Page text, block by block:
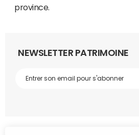
province.
NEWSLETTER PATRIMOINE